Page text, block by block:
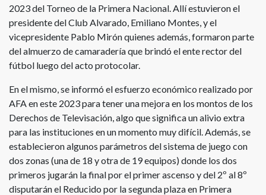
2023 del Torneo de la Primera Nacional. Allí estuvieron el
presidente del Club Alvarado, Emiliano Montes, y el
vicepresidente Pablo Mirón quienes además, formaron parte
del almuerzo de camaradería que brindó el ente rector del
fútbol luego del acto protocolar.
En el mismo, se informó el esfuerzo económico realizado por
AFA en este 2023 para tener una mejora en los montos de los
Derechos de Televisación, algo que significa un alivio extra
para las instituciones en un momento muy difícil. Además, se
establecieron algunos parámetros del sistema de juego con
dos zonas (una de 18 y otra de 19 equipos) donde los dos
primeros jugarán la final por el primer ascenso y del 2º al 8º
disputarán el Reducido por la segunda plaza en Primera